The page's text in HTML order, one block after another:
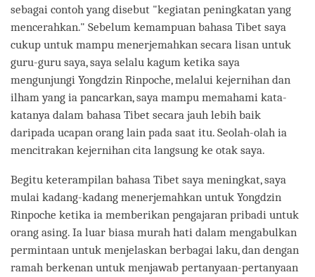
sebagai contoh yang disebut "kegiatan peningkatan yang
mencerahkan." Sebelum kemampuan bahasa Tibet saya
cukup untuk mampu menerjemahkan secara lisan untuk
guru-guru saya, saya selalu kagum ketika saya
mengunjungi Yongdzin Rinpoche, melalui kejernihan dan
ilham yang ia pancarkan, saya mampu memahami kata-
katanya dalam bahasa Tibet secara jauh lebih baik
daripada ucapan orang lain pada saat itu. Seolah-olah ia
mencitrakan kejernihan cita langsung ke otak saya.
Begitu keterampilan bahasa Tibet saya meningkat, saya
mulai kadang-kadang menerjemahkan untuk Yongdzin
Rinpoche ketika ia memberikan pengajaran pribadi untuk
orang asing. Ia luar biasa murah hati dalam mengabulkan
permintaan untuk menjelaskan berbagai laku, dan dengan
ramah berkenan untuk menjawab pertanyaan-pertanyaan